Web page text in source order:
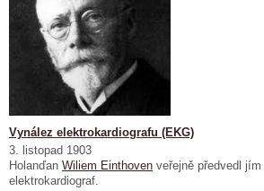
Vynález elektrokardiografu (EKG)
3. listopad 1903
Holanďan Wiliem Einthoven veřejně předvedl
elektrokardiograf.